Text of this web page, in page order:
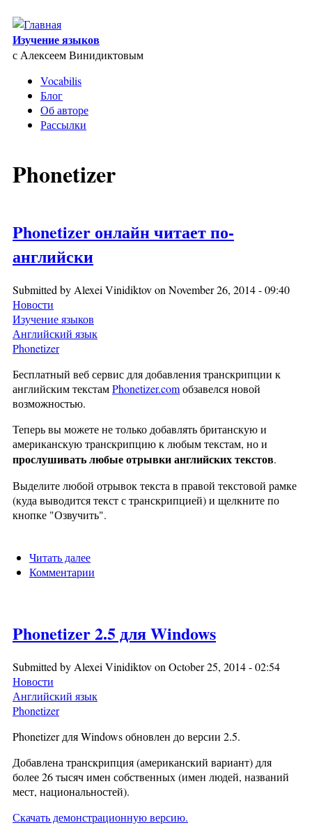
Skip to main content
Изучение языков
с Алексеем Винидиктовым
Vocabilis
Блог
Об авторе
Рассылки
Phonetizer
Phonetizer онлайн читает по-
английски
Submitted by Alexei Vinidiktovon November 26, 2014 - 09:40
Новости
Изучение языков
Английский язык
Phonetizer
Бесплатный веб сервис для добавления транскрипции к
английским текстамPhonetizer.comобзавелся новой
возможностью.
Теперь вы можете не только добавлять британскую и
американскую транскрипцию к любым текстам, но и
прослушивать любые отрывки английских текстов.
Выделите любой отрывок текста в правой текстовой рамке
(куда выводится текст с транскрипцией) и щелкните по
кнопке "Озвучить".
Читать далее
Комментарии
Phonetizer 2.5 для Windows
Submitted by Alexei Vinidiktovon October 25, 2014 - 02:54
Новости
Английский язык
Phonetizer
Phonetizer для Windows обновлен до версии 2.5.
Добавлена транскрипция (американский вариант) для
более 26 тысяч имен собственных (имен людей, названий
мест, национальностей).
Скачать демонстрационную версию.